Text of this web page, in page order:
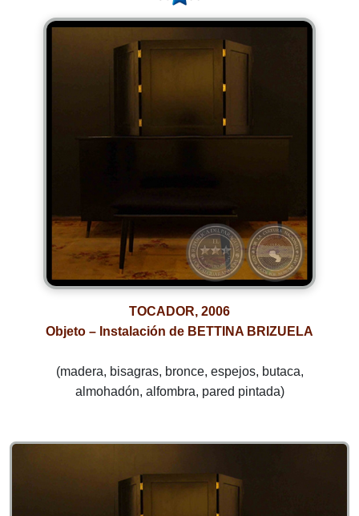
TOCADOR, 2006
Objeto – Instalación de BETTINA BRIZUELA
(madera, bisagras, bronce, espejos, butaca,
almohadón, alfombra, pared pintada)